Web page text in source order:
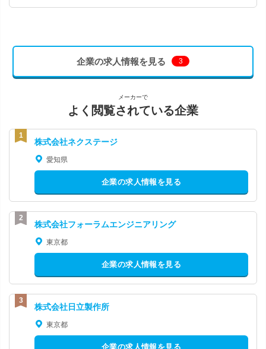
企業の求人情報を見る 3
メーカーで
よく閲覧されている企業
株式会社ネクステージ
愛知県
企業の求人情報を見る
株式会社フォーラムエンジニアリング
東京都
企業の求人情報を見る
株式会社日立製作所
東京都
企業の求人情報を見る